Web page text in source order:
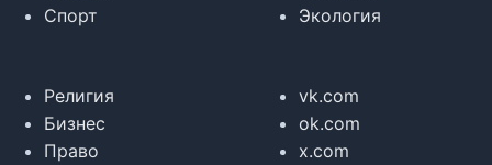
Спорт
Экология
Религия
Бизнес
Право
vk.com
ok.com
x.com